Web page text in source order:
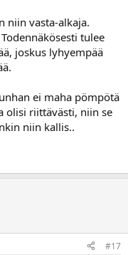
niin vasta-alkaja.
tulee
joskus lyhyempää
ei maha pömpötä
olisi riittävästi, niin se
niin kallis..
#17